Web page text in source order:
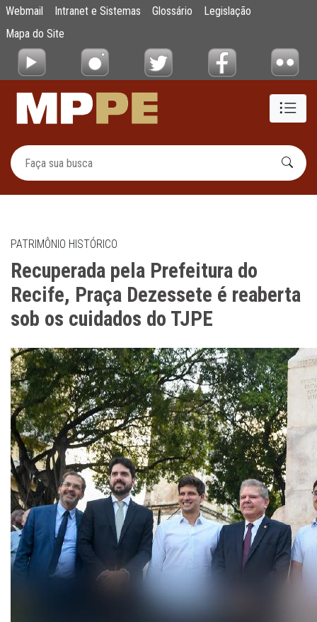
Pular para o Conteúdo principal
Recuperada pela Prefeitura do Recife,
Webmail Intranet e Sistemas Glossário
Legislação
Mapa do Site
PATRIMÔNIO HISTÓRICO
Recuperada pela Prefeitura do
Recife, Praça Dezessete é reaberta
sob os cuidados do TJPE